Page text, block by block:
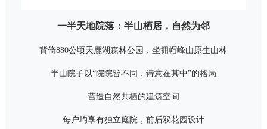
一半天地院落：半山栖居，自然为邻
背倚880公顷天鹿湖森林公园，坐拥帽峰山原生山林
半山院子以“院院皆不同，诗意在其中”的格局
营造自然共栖的建筑空间
每户均享有独立庭院，前后双花园设计